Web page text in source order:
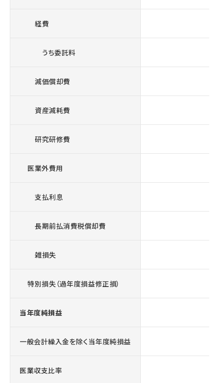
経費
うち委託料
減価償却費
資産減耗費
研究研修費
医業外費用
支払利息
長期前払消費税償却費
雑損失
特別損失（過年度損益修正損）
当年度純損益
一般会計繰入金を除く当年度純損益
医業収支比率